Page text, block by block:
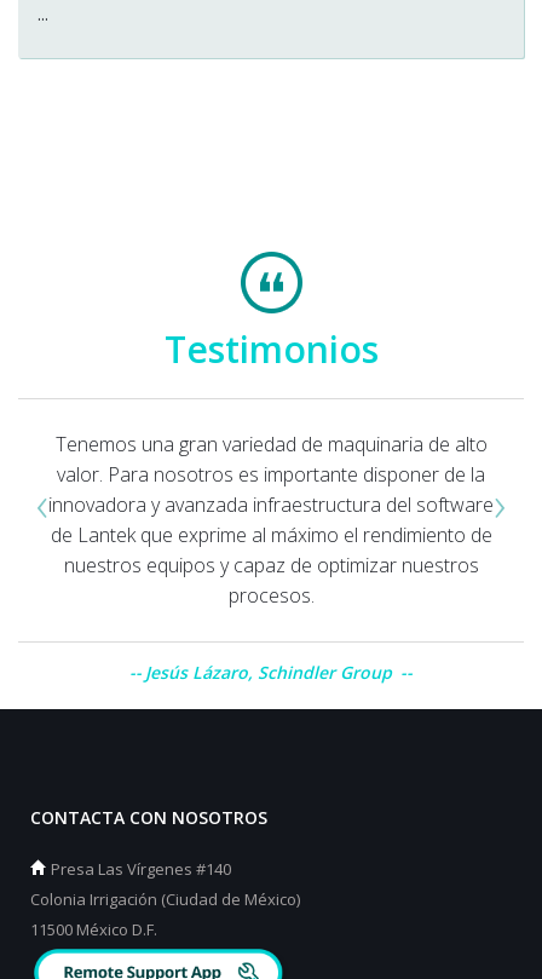
...
Testimonios
Tenemos una gran variedad de maquinaria de alto
valor. Para nosotros es importante disponer de la
innovadora y avanzada infraestructura del software
de Lantek que exprime al máximo el rendimiento de
nuestros equipos y capaz de optimizar nuestros
procesos.
Jesús Lázaro, Schindler Group
‹ ›
CONTACTA CON NOSOTROS
Presa Las Vírgenes #140
Colonia Irrigación (Ciudad de México)
11500 México D.F.